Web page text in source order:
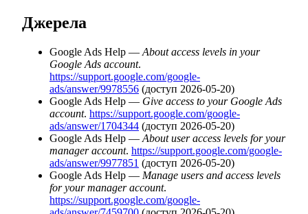
Джерела
Google Ads Help — About access levels in your
Google Ads account.
https://support.google.com/google-
ads/answer/9978556 (доступ 2026-05-20)
Google Ads Help — Give access to your Google Ads
account. https://support.google.com/google-
ads/answer/1704344 (доступ 2026-05-20)
Google Ads Help — About user access levels for your
manager account. https://support.google.com/google-
ads/answer/9977851 (доступ 2026-05-20)
Google Ads Help — Manage users and access levels
for your manager account.
https://support.google.com/google-